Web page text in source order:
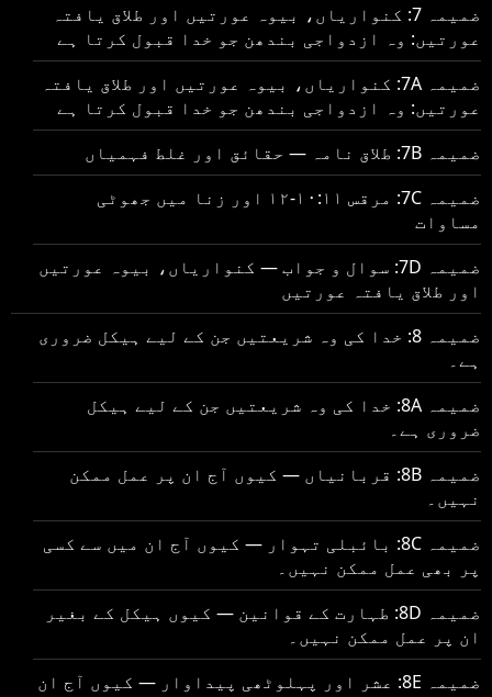
ضمیمہ 7: کنواریاں، بیوہ عورتیں اور طلاق یافتہ
عورتیں: وہ ازدواجی بندھن جو خدا قبول کرتا ہے
ضمیمہ 7A: کنواریاں، بیوہ عورتیں اور طلاق یافتہ
عورتیں: وہ ازدواجی بندھن جو خدا قبول کرتا ہے
ضمیمہ 7B: طلاق نامہ — حقائق اور غلط فہمیاں
ضمیمہ 7C: مرقس ۱۰:۱۱-۱۲ اور زنا میں جھوٹی
مساوات
ضمیمہ 7D: سوال و جواب — کنواریاں، بیوہ عورتیں
اور طلاق یافتہ عورتیں
ضمیمہ 8: خدا کی وہ شریعتیں جن کے لیے ہیکل ضروری
ہے۔
ضمیمہ 8A: خدا کی وہ شریعتیں جن کے لیے ہیکل
ضروری ہے۔
ضمیمہ 8B: قربانیاں — کیوں آج ان پر عمل ممکن
نہیں۔
ضمیمہ 8C: بائبلی تہوار — کیوں آج ان میں سے کسی
پر بھی عمل ممکن نہیں۔
ضمیمہ 8D: طہارت کے قوانین — کیوں ہیکل کے بغیر
ان پر عمل ممکن نہیں۔
ضمیمہ 8E: عشر اور پہلوٹھی پیداوار — کیوں آج ان